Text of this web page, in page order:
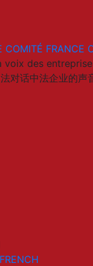
COMITÉ FRANCE
voix des
对话中法企业的声